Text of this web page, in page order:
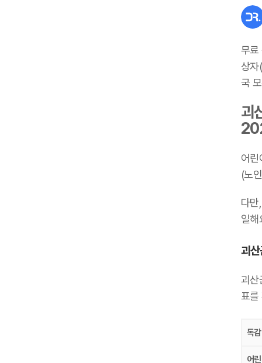
무료
상자
국
괴
어린
(노
다
일
괴
괴산
표를
독
어